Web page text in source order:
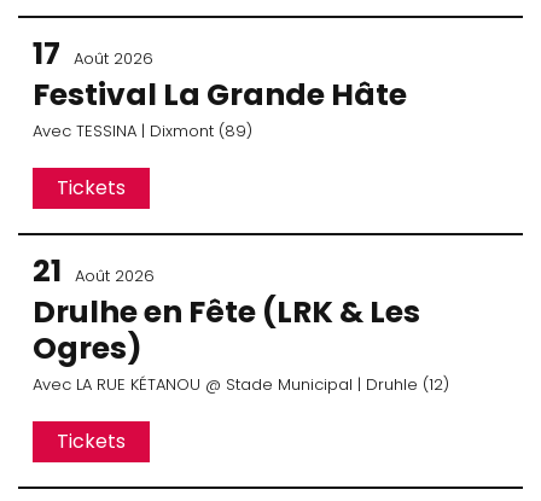
17 Août 2026
Festival La Grande Hâte
Avec TESSINA | Dixmont (89)
Tickets
21 Août 2026
Drulhe en Fête (LRK & Les
Ogres)
Avec LA RUE KÉTANOU @ Stade Municipal | Druhle (12)
Tickets